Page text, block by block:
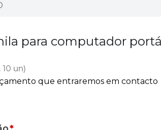
para computador
un)